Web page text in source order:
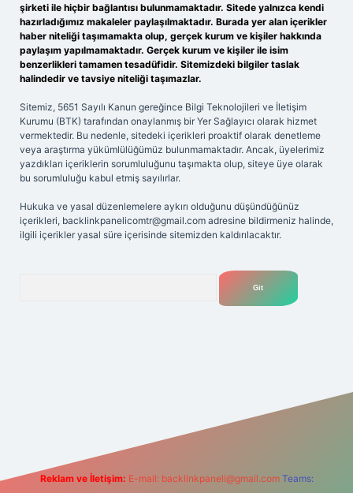
şirketi ile hiçbir bağlantısı bulunmamaktadır. Sitede yalnızca kendi
hazırladığımız makaleler paylaşılmaktadır. Burada yer alan içerikler
haber niteliği taşımamakta olup, gerçek kurum ve kişiler hakkında
paylaşım yapılmamaktadır. Gerçek kurum ve kişiler ile isim
benzerlikleri tamamen tesadüfidir. Sitemizdeki bilgiler taslak
halindedir ve tavsiye niteliği taşımazlar.
Sitemiz, 5651 Sayılı Kanun gereğince Bilgi Teknolojileri ve İletişim
Kurumu (BTK) tarafından onaylanmış bir Yer Sağlayıcı olarak hizmet
vermektedir. Bu nedenle, sitedeki içerikleri proaktif olarak denetleme
veya araştırma yükümlülüğümüz bulunmamaktadır. Ancak, üyelerimiz
yazdıkları içeriklerin sorumluluğunu taşımakta olup, siteye üye olarak
bu sorumluluğu kabul etmiş sayılırlar.
Hukuka ve yasal düzenlemelere aykırı olduğunu düşündüğünüz
içerikleri, backlinkpanelicomtr@gmail.com adresine bildirmeniz halinde,
ilgili içerikler yasal süre içerisinde sitemizden kaldırılacaktır.
Reklam ve İletişim: E-mail: backlinkpaneli@gmail.com Teams: